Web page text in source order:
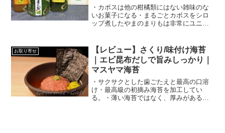
・カボスは他の柑橘類にはない雑味のな
いお菓子になる・まるごとカボスをシロ
ップ煮したやまのまりもは非常にユニー
お取り寄せ
【レビュー】さくり/味付け海苔
｜エビ昆布だしで旨みしっかり｜
マスヤマ海苔
・サクサクとした歯ごたえと最高の口溶
け・最高級の初摘み海苔を加工してい
る。・薄い海苔ではなく、厚みがあるの